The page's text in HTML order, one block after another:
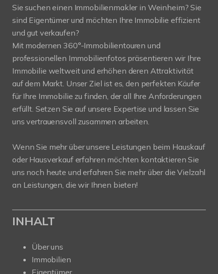
Sie suchen einen Immobilienmakler in Weinheim? Sie
sind Eigentümer und möchten Ihre Immobilie effizient
und gut verkaufen?
Mit modernen 360°-Immobilientouren und
professionellen Immobilienfotos präsentieren wir Ihre
Immobilie weltweit und erhöhen deren Attraktivität
auf dem Markt. Unser Ziel ist es, den perfekten Käufer
für Ihre Immobilie zu finden, der all Ihre Anforderungen
erfüllt. Setzen Sie auf unsere Expertise und lassen Sie
uns vertrauensvoll zusammen arbeiten.
Wenn Sie mehr über unsere Leistungen beim Hauskauf
oder Hausverkauf erfahren möchten kontaktieren Sie
uns noch heute und erfahren Sie mehr über die Vielzahl
an Leistungen, die wir Ihnen bieten!
INHALT
Über uns
Immobilien